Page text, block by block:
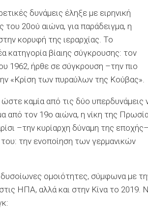
δυνάμεις έληξε με ειρηνική
20ού αιώνα, για παράδειγμα, η
κορυφή της ιεραρχίας. Το
κατηγορία βίαιης σύγκρουσης: τον
1962, ήρθε σε σύγκρουση –την πιο
«Κρίση των πυραύλων της Κούβας».
καμία από τις δύο υπερδυνάμεις
από τον 19ο αιώνα, η νίκη της
–την κυρίαρχη δύναμη της
την ενοποίηση των γερμανικών
δυσοίωνες ομοιότητες, σύμφωνα με
ΗΠΑ, αλλά και στην Κίνα το 2019.